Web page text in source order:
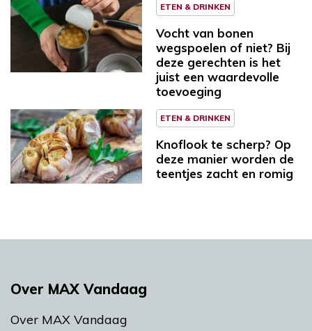
ETEN & DRINKEN
Vocht van bonen
wegspoelen of niet? Bij
deze gerechten is het
juist een waardevolle
toevoeging
ETEN & DRINKEN
Knoflook te scherp? Op
deze manier worden de
teentjes zacht en romig
Over MAX Vandaag
Over MAX Vandaag